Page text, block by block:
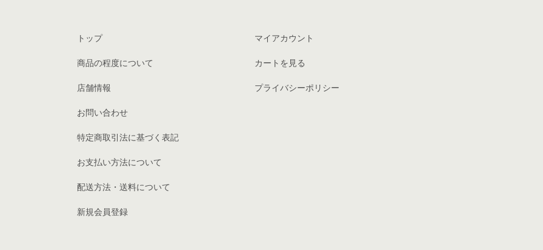
トップ
商品の程度について
店舗情報
お問い合わせ
特定商取引法に基づく表記
お支払い方法について
配送方法・送料について
新規会員登録
マイアカウント
カートを見る
プライバシーポリシー